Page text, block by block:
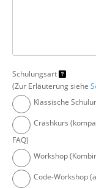
Schulungsart
(Zur Erläuterung siehe
Klassische
Crashkurs
FAQ)
Workshop
Code-Workshop